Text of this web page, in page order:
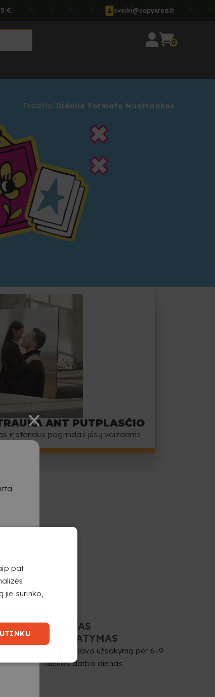
€. sveiki@copykrea.lt
0
Pradžia Didelio Formato Nuotraukos
ANT PUTPLASČIO
ir standus pagrindas jūsų vaizdams
GREITAS
PRISTATYMAS
Gaukite savo užsakymą per 6–9
dienos darbo dienas.
pat
surinko,